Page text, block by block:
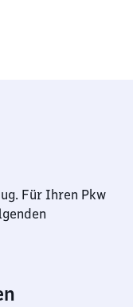
Für Ihren Pkw